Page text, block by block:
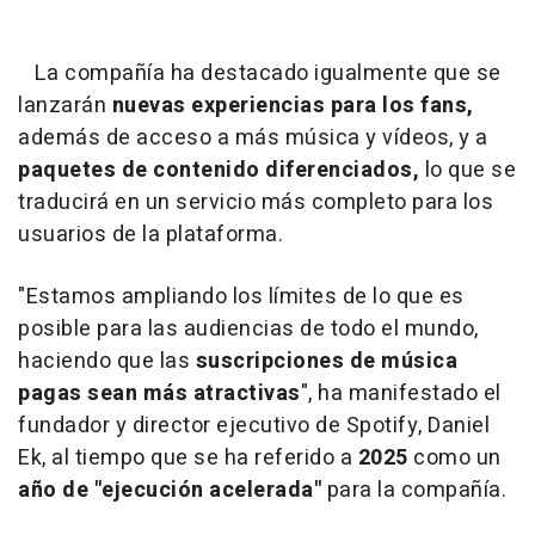
La compañía ha destacado igualmente que se
lanzarán nuevas experiencias para los fans,
además de acceso a más música y vídeos, y a
paquetes de contenido diferenciados, lo que se
traducirá en un servicio más completo para los
usuarios de la plataforma.
"Estamos ampliando los límites de lo que es
posible para las audiencias de todo el mundo,
haciendo que las suscripciones de música
pagas sean más atractivas", ha manifestado el
fundador y director ejecutivo de Spotify, Daniel
Ek, al tiempo que se ha referido a 2025 como un
año de "ejecución acelerada" para la compañía.